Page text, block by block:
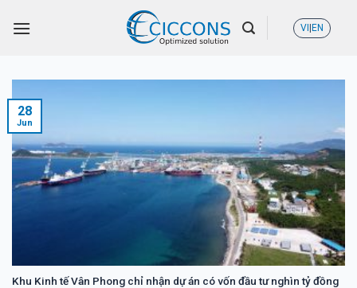
VI|EN
Khu Kinh tế Vân Phong chỉ nhận dự án có vốn đầu tư nghìn tỷ đồng
28
Jun